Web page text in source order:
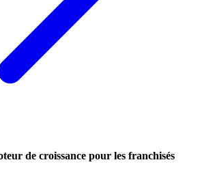
de croissance pour les franchisés